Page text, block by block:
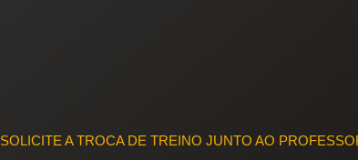
SOLICITE A TROCA DE TREINO JUNTO AO